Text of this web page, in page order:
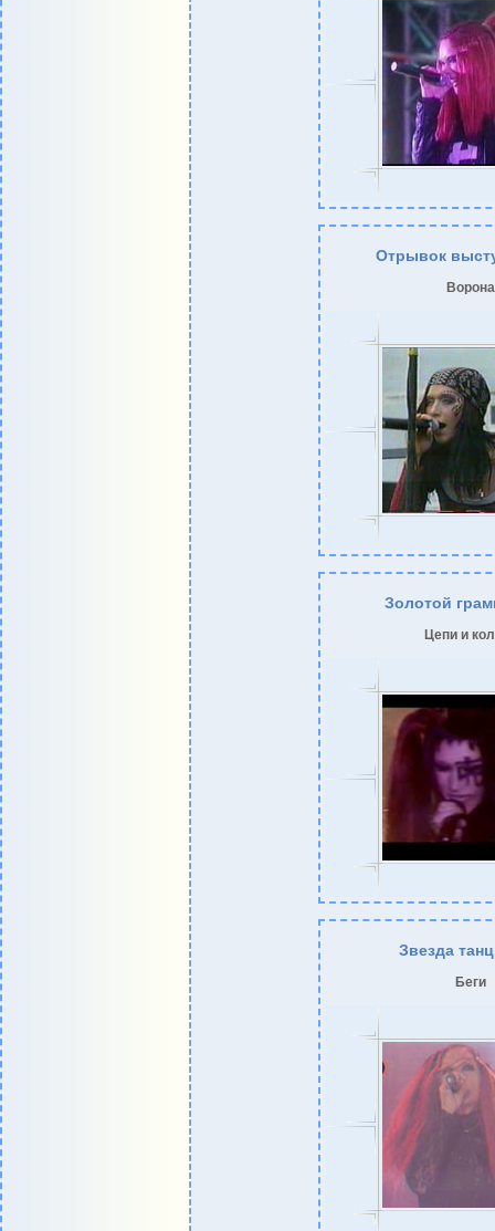
Отрывок
Ворона
Золотой
Цепи и
Звезда
Беги